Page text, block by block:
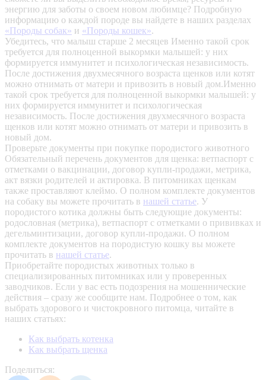
энергию для заботы о своем новом любимце? Подробную
информацию о каждой породе вы найдете в наших разделах
«Породы собак» и «Породы кошек».
Убедитесь, что малыш старше 2 месяцев Именно такой срок
требуется для полноценной выкормки малышей: у них
формируется иммунитет и психологическая независимость.
После достижения двухмесячного возраста щенков или котят
можно отнимать от матери и привозить в новый дом.Именно
такой срок требуется для полноценной выкормки малышей: у
них формируется иммунитет и психологическая
независимость. После достижения двухмесячного возраста
щенков или котят можно отнимать от матери и привозить в
новый дом.
Проверьте документы при покупке породистого животного
Обязательный перечень документов для щенка: ветпаспорт с
отметками о вакцинации, договор купли-продажи, метрика,
акт вязки родителей и актировка. В питомниках щенкам
также проставляют клеймо. О полном комплекте документов
на собаку вы можете прочитать в нашей статье. У
породистого котика должны быть следующие документы:
родословная (метрика), ветпаспорт с отметками о прививках и
дегельминтизации, договор купли-продажи. О полном
комплекте документов на породистую кошку вы можете
прочитать в нашей статье.
Приобретайте породистых животных только в
специализированных питомниках или у проверенных
заводчиков. Если у вас есть подозрения на мошеннические
действия – сразу же сообщите нам. Подробнее о том, как
выбрать здорового и чистокровного питомца, читайте в
наших статьях:
Как выбрать котенка
Как выбрать щенка
Поделиться: